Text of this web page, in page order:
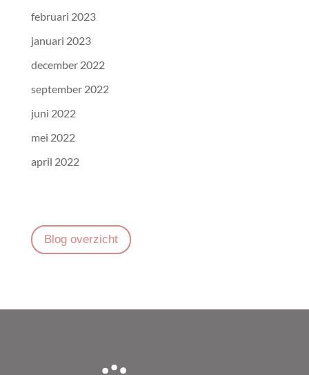
februari 2023
januari 2023
december 2022
september 2022
juni 2022
mei 2022
april 2022
Blog overzicht